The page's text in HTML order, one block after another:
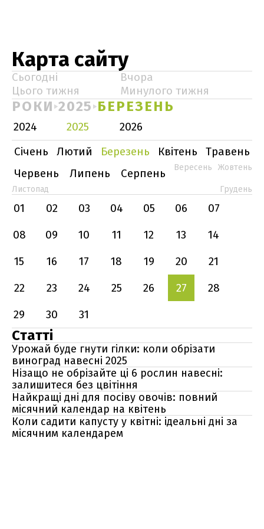
Карта сайту
Сьогодні
Вчора
Цього тижня
Минулого тижня
РОКИ 2025 БЕРЕЗЕНЬ
2024 2025
2026
Січень
Лютий Березень Квітень
Травень
Червень
Липень Серпень Вересень Жовтень
Листопад Грудень
01 02 03 04 05 06
07
08
09 10 11 12 13
14
15
16 17 18 19 20
21
22
23 24 25 26 27
28
29
30 31
Статті
Урожай буде гнути гілки: коли обрізати
виноград навесні 2025
Нізащо не обрізайте ці 6 рослин навесні:
залишитеся без цвітіння
Найкращі дні для посіву овочів: повний
місячний календар на квітень
Коли садити капусту у квітні: ідеальні дні за
місячним календарем